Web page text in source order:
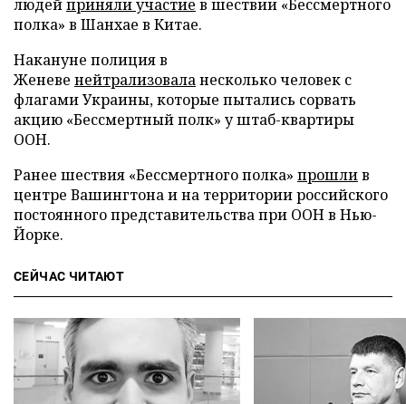
людейприняли участие в шествии «Бессмертного
полка» в Шанхае в Китае.
Накануне полиция в
Женеве нейтрализоваланесколько человек с
флагами Украины, которые пытались сорвать
акцию «Бессмертный полк» у штаб-квартиры
ООН.
Ранее шествия «Бессмертного полка» прошлив
центре Вашингтона и на территории российского
постоянного представительства при ООН в Нью-
Йорке.
СЕЙЧАС ЧИТАЮТ